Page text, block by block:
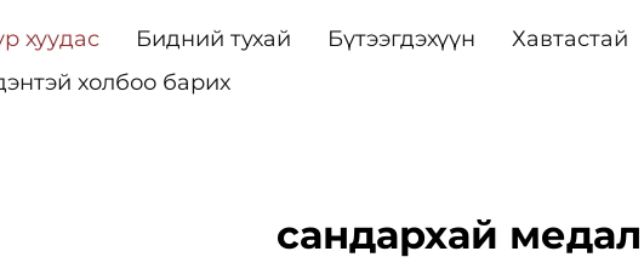
хуудас Бидний тухай Бүтээгдэхүүн
Хавтастай
холбоо барих
сандархай